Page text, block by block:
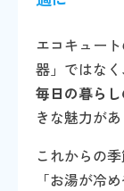
エコキュー
器」ではなく
毎日の暮ら
きな魅力があ
これからの季
「お湯が冷